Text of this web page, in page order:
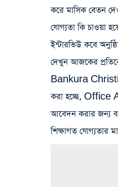
করে মাসিক বেতন
যোগ্যতা কি চাওয়া
ইন্টারভিউ কবে
দেখুন আজকের
Bankura
করা হচ্ছে, Office
আবেদন করার জন্য
শিক্ষাগত যোগ্যতার